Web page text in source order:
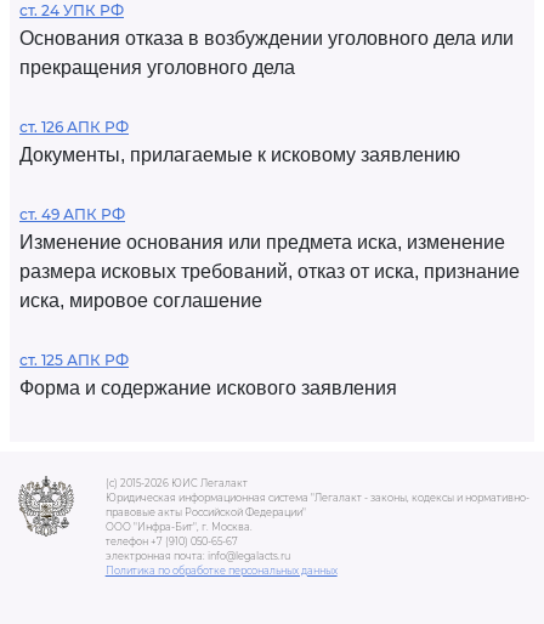
ст. 24 УПК РФ
Основания отказа в возбуждении уголовного дела или
прекращения уголовного дела
ст. 126 АПК РФ
Документы, прилагаемые к исковому заявлению
ст. 49 АПК РФ
Изменение основания или предмета иска, изменение
размера исковых требований, отказ от иска, признание
иска, мировое соглашение
ст. 125 АПК РФ
Форма и содержание искового заявления
(c) 2015-2026 ЮИС Легалакт
Юридическая информационная система "Легалакт - законы, кодексы и нормативно-
правовые акты Российской Федерации"
ООО "Инфра-Бит", г. Москва.
телефон +7 (910) 050-65-67
электронная почта: info@legalacts.ru
Политика по обработке персональных данных